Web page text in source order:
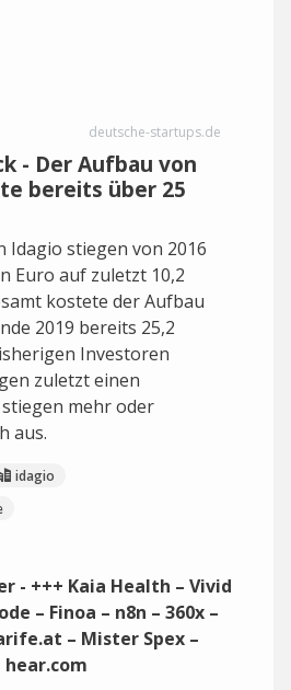
deutsche-startups.de
- Der Aufbau von
bereits über 25
Idagio stiegen von 2016
Euro auf zuletzt 10,2
kostete der Aufbau
2019 bereits 25,2
Investoren
zuletzt einen
mehr oder
aus.
idagio